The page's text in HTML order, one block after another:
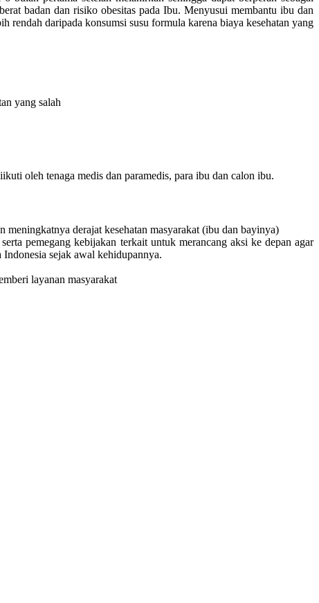
badan dan risiko obesitas pada Ibu. Menyusui membantu ibu dan
daripada konsumsi susu formula karena biaya kesehatan yang
yang salah
oleh tenaga medis dan paramedis, para ibu dan calon ibu.
meningkatnya derajat kesehatan masyarakat (ibu dan bayinya)
pemegang kebijakan terkait untuk merancang aksi ke depan agar
sejak awal kehidupannya.
layanan masyarakat